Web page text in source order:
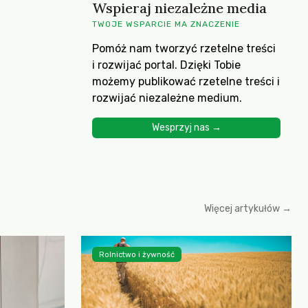
Wspieraj niezależne media
TWOJE WSPARCIE MA ZNACZENIE
Pomóż nam tworzyć rzetelne treści
i rozwijać portal. Dzięki Tobie
możemy publikować rzetelne treści i
rozwijać niezależne medium.
Wesprzyj nas →
Więcej artykułów →
Rolnictwo i żywność